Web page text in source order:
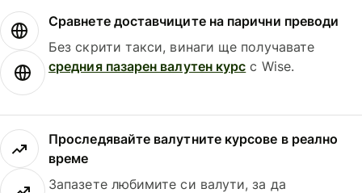
Сравнете доставчиците на парични преводи
Без скрити такси, винаги ще получавате
средния пазарен валутен курс с Wise.
Проследявайте валутните курсове в реално
време
Запазете любимите си валути, за да